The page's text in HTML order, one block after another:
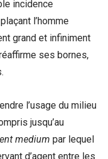
incidence
l’homme
grand et infiniment
ses bornes,
l’usage du milieu
jusqu’au
medium par lequel
d’agent entre les